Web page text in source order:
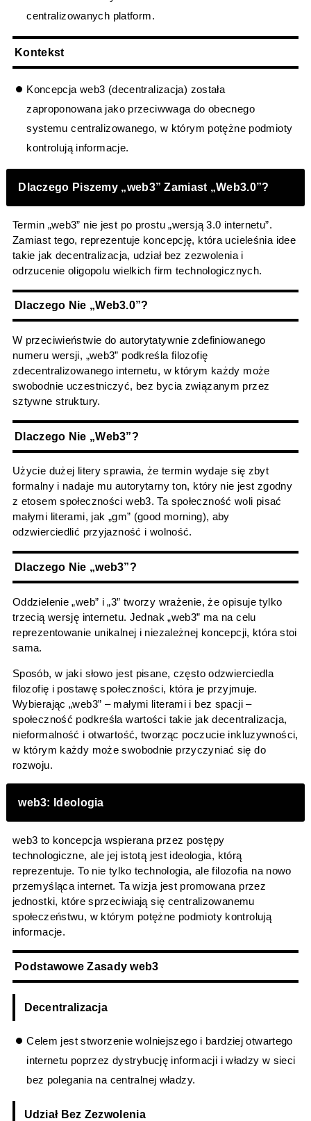
centralizowanych platform.
Kontekst
Koncepcja web3 (decentralizacja) została
zaproponowana jako przeciwwaga do obecnego
systemu centralizowanego, w którym potężne podmioty
kontrolują informacje.
Dlaczego Piszemy „web3” Zamiast „Web3.0”?
Termin „web3” nie jest po prostu „wersją 3.0 internetu”.
Zamiast tego, reprezentuje koncepcję, która ucieleśnia idee
takie jak decentralizacja, udział bez zezwolenia i
odrzucenie oligopolu wielkich firm technologicznych.
Dlaczego Nie „Web3.0”?
W przeciwieństwie do autorytatywnie zdefiniowanego
numeru wersji, „web3” podkreśla filozofię
zdecentralizowanego internetu, w którym każdy może
swobodnie uczestniczyć, bez bycia związanym przez
sztywne struktury.
Dlaczego Nie „Web3”?
Użycie dużej litery sprawia, że termin wydaje się zbyt
formalny i nadaje mu autorytarny ton, który nie jest zgodny
z etosem społeczności web3. Ta społeczność woli pisać
małymi literami, jak „gm” (good morning), aby
odzwierciedlić przyjazność i wolność.
Dlaczego Nie „web3”?
Oddzielenie „web” i „3” tworzy wrażenie, że opisuje tylko
trzecią wersję internetu. Jednak „web3” ma na celu
reprezentowanie unikalnej i niezależnej koncepcji, która stoi
sama.
Sposób, w jaki słowo jest pisane, często odzwierciedla
filozofię i postawę społeczności, która je przyjmuje.
Wybierając „web3” – małymi literami i bez spacji –
społeczność podkreśla wartości takie jak decentralizacja,
nieformalność i otwartość, tworząc poczucie inkluzywności,
w którym każdy może swobodnie przyczyniać się do
rozwoju.
web3: Ideologia
web3 to koncepcja wspierana przez postępy
technologiczne, ale jej istotą jest ideologia, którą
reprezentuje. To nie tylko technologia, ale filozofia na nowo
przemyśląca internet. Ta wizja jest promowana przez
jednostki, które sprzeciwiają się centralizowanemu
społeczeństwu, w którym potężne podmioty kontrolują
informacje.
Podstawowe Zasady web3
Decentralizacja
Celem jest stworzenie wolniejszego i bardziej otwartego
internetu poprzez dystrybucję informacji i władzy w sieci
bez polegania na centralnej władzy.
Udział Bez Zezwolenia